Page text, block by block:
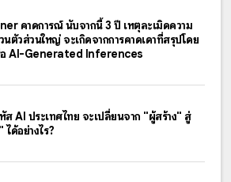
คาดการณ์ นับจากนี้ 3 ปี เหตุละเมิดความ
นตัวส่วนใหญ่ จะเกิดจากการคาดเดาที่สรุปโดย
อ AI-Generated Inferences
ส AI ประเทศไทย จะเปลี่ยนจาก "ผู้สร้าง" สู่
ได้อย่างไร?